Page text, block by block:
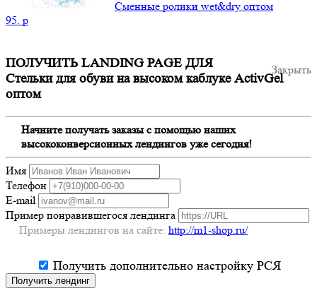
Сменные ролики wet&dry оптом
95. p
Закрыть
ПОЛУЧИТЬ LANDING PAGE ДЛЯ
Стельки для обуви на высоком каблуке ActivGel
оптом
Начните получать заказы с помощью наших
высококонверсионных лендингов уже сегодня!
Имя
Телефон
E-mail
Пример понравившегося лендинга
Примеры лендингов на сайте: http://m1-shop.ru/
Получить дополнительно настройку РСЯ
Получить лендинг